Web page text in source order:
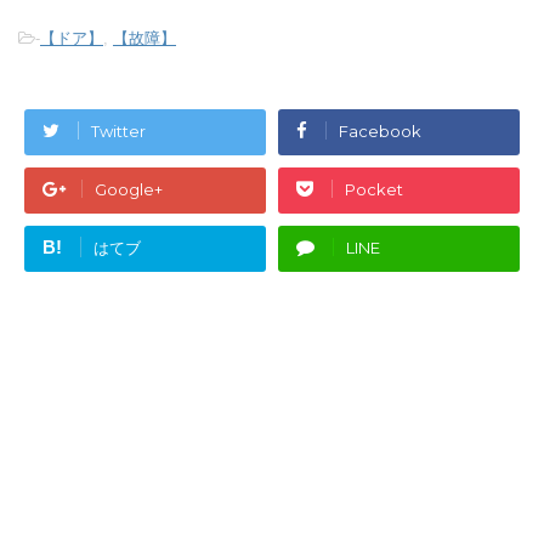
- 【ドア】 【故障】
Twitter Facebook
Google+ Pocket
B! はてブ LINE